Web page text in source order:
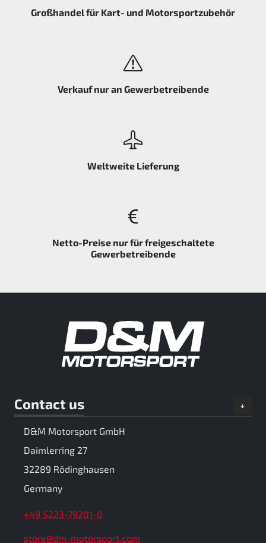
Großhandel für Kart- und Motorsportzubehör
Verkauf nur an Gewerbetreibende
Weltweite Lieferung
Netto-Preise nur für freigeschaltete
Gewerbetreibende
Contact us
D&M Motorsport GmbH
Daimlerring 27
32289 Rödinghausen
Germany
+49 5223-79201-0
store@dm-motorsport.com